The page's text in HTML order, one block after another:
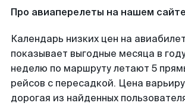
Про авиаперелеты на нашем сайте
Календарь низких цен на
показывает выгодные месяца в
неделю по маршруту летают 5
рейсов с пересадкой. Цена
дорогая из найденных